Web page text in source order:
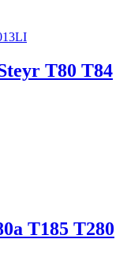
T80 T84
T185 T280